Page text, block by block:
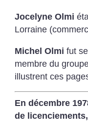
Jocelyne Olmi
Lorraine
Michel Olmi fut
membre du
illustrent ces
En décembre
de